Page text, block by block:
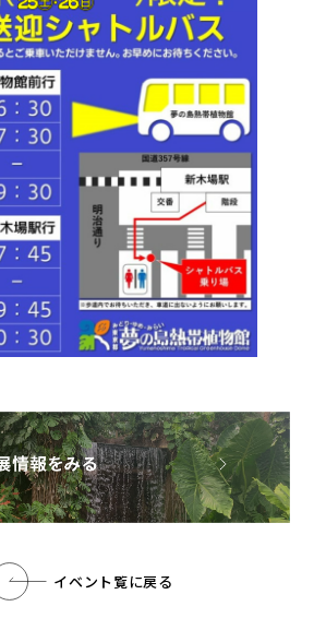
イベント覧に戻る